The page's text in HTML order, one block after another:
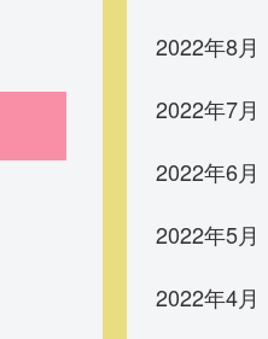
2022年8月
2022年7月
2022年6月
2022年5月
2022年4月